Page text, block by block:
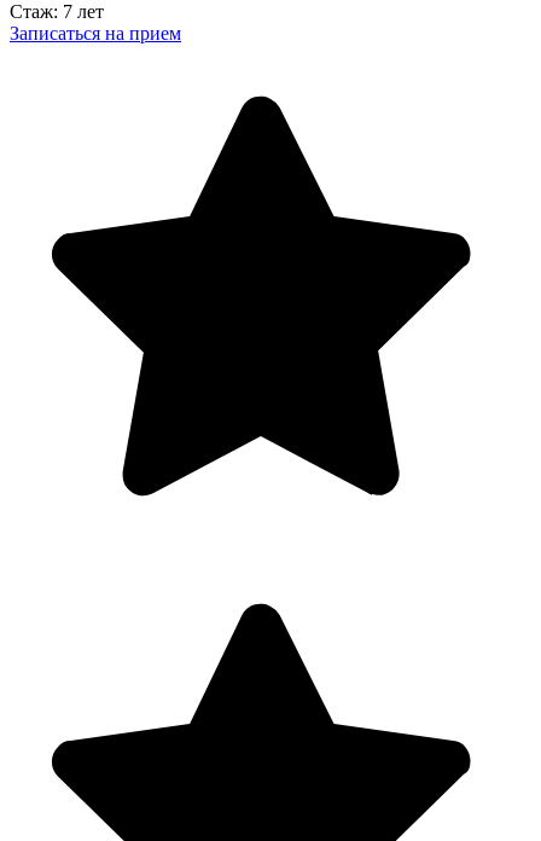
Стаж: 7 лет
Записаться на прием